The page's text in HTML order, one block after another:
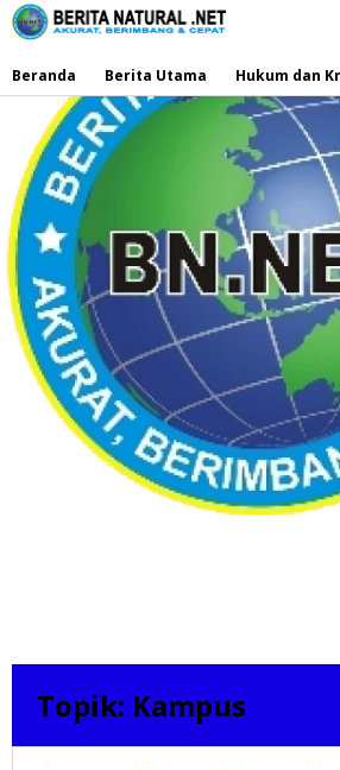
Lewati
ke
Beranda
Berita Utama Hukum dan
Topik: Kampus